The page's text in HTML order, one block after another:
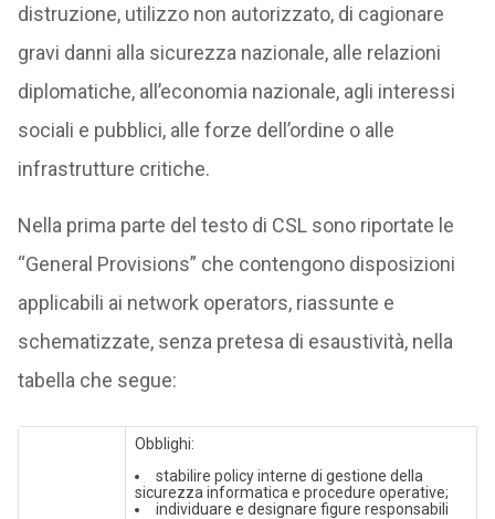
distruzione, utilizzo non autorizzato, di cagionare
gravi danni alla sicurezza nazionale, alle relazioni
diplomatiche, all’economia nazionale, agli interessi
sociali e pubblici, alle forze dell’ordine o alle
infrastrutture critiche.
Nella prima parte del testo di CSL sono riportate le
“General Provisions” che contengono disposizioni
applicabili ai network operators, riassunte e
schematizzate, senza pretesa di esaustività, nella
tabella che segue:
Obblighi:
stabilire policy interne di gestione della
sicurezza informatica e procedure operative;
individuare e designare figure responsabili